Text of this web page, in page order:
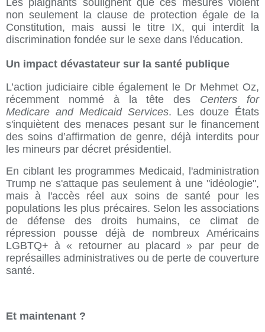
Les plaignants soulignent que ces mesures violent
non seulement la clause de protection égale de la
Constitution, mais aussi le titre IX, qui interdit la
discrimination fondée sur le sexe dans l'éducation.
Un impact dévastateur sur la santé publique
L’action judiciaire cible également le Dr Mehmet Oz,
récemment nommé à la tête des Centers for
Medicare and Medicaid Services. Les douze États
s'inquiètent des menaces pesant sur le financement
des soins d’affirmation de genre, déjà interdits pour
les mineurs par décret présidentiel.
En ciblant les programmes Medicaid, l'administration
Trump ne s'attaque pas seulement à une "idéologie",
mais à l'accès réel aux soins de santé pour les
populations les plus précaires. Selon les associations
de défense des droits humains, ce climat de
répression pousse déjà de nombreux Américains
LGBTQ+ à « retourner au placard » par peur de
représailles administratives ou de perte de couverture
santé.
Et maintenant ?